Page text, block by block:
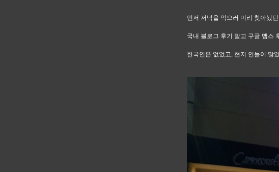
먼저 저녁을 먹으러 미리 찾아놨
국내 블로그 후기 말고 구글 맵스
한국인은 없었고, 현지 인들이 많